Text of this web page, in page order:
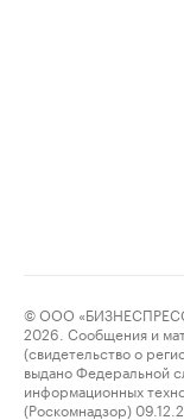
© ООО
2026. Сообщения и
(свидетельство о
выдано Федеральной
информационных
(Роскомнадзор)